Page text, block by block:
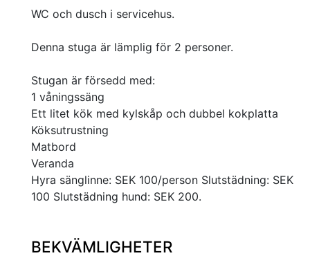
WC och dusch i servicehus.
Denna stuga är lämplig för 2 personer.
Stugan är försedd med:
1 våningssäng
Ett litet kök med kylskåp och dubbel kokplatta
Köksutrustning
Matbord
Veranda
Hyra sänglinne: SEK 100/person Slutstädning: SEK
100 Slutstädning hund: SEK 200.
BEKVÄMLIGHETER